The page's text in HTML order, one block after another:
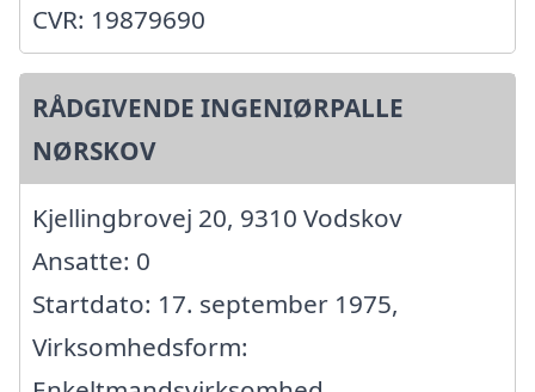
CVR: 19879690
RÅDGIVENDE INGENIØRPALLE
NØRSKOV
Kjellingbrovej 20, 9310 Vodskov
Ansatte: 0
Startdato: 17. september 1975,
Virksomhedsform: